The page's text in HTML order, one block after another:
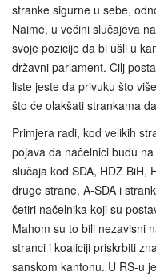
stranke sigurne u sebe,
Naime, u većini slučajeva
svoje pozicije da bi ušli u
državni parlament. Cilj
liste jeste da privuku što
što će olakšati strankama
Primjera radi, kod velikih
pojava da načelnici budu
slučaja kod SDA, HDZ BiH,
druge strane, A-SDA i
četiri načelnika koji su
Mahom su to bili nezavisni
stranci i koaliciji priskrbiti
sanskom kantonu. U RS-u